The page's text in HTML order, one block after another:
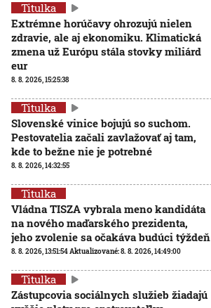
Titulka
Extrémne horúčavy ohrozujú nielen
zdravie, ale aj ekonomiku. Klimatická
zmena už Európu stála stovky miliárd
eur
8. 8. 2026, 15:25:38
Titulka
Slovenské vinice bojujú so suchom.
Pestovatelia začali zavlažovať aj tam,
kde to bežne nie je potrebné
8. 8. 2026, 14:32:55
Titulka
Vládna TISZA vybrala meno kandidáta
na nového maďarského prezidenta,
jeho zvolenie sa očakáva budúci týždeň
8. 8. 2026, 13:51:54Aktualizované:8. 8. 2026, 14:49:00
Titulka
Zástupcovia sociálnych služieb žiadajú